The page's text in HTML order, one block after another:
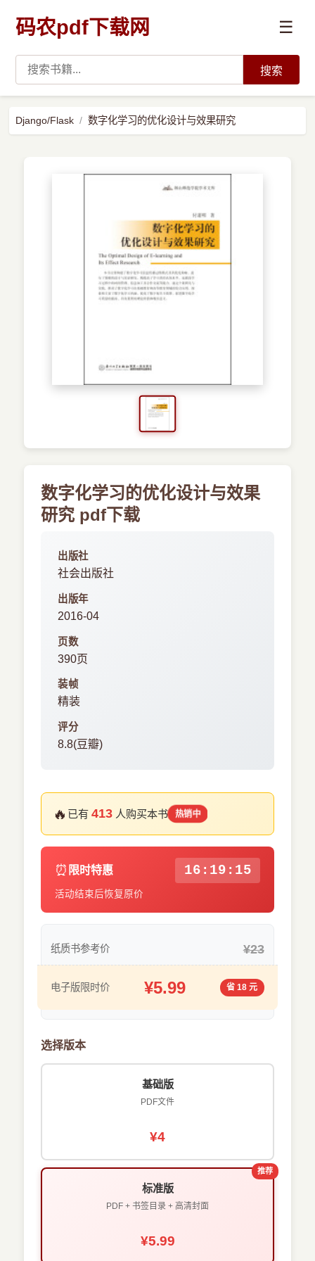
码农pdf下载网 ☰
预订书籍
搜索
Django/Flask 数字化学习的优化设计与效果研究
数字化学习的优化设计与效果
研究 pdf下载
出版社
社会出版社
出版年
2016-04
页数
390页
装帧
精装
评分
8.8(豆瓣)
🔥 已有413 人购买本书 热销中
⏰ 限时特惠 16:19:15
活动结束后恢复原价
纸质书参考价 ¥23
电子版限时价 ¥5.99 省 18 元
选择版本
基础版
PDF文件
¥4
推荐
标准版
PDF + 书签目录 + 高清封面
¥5.99